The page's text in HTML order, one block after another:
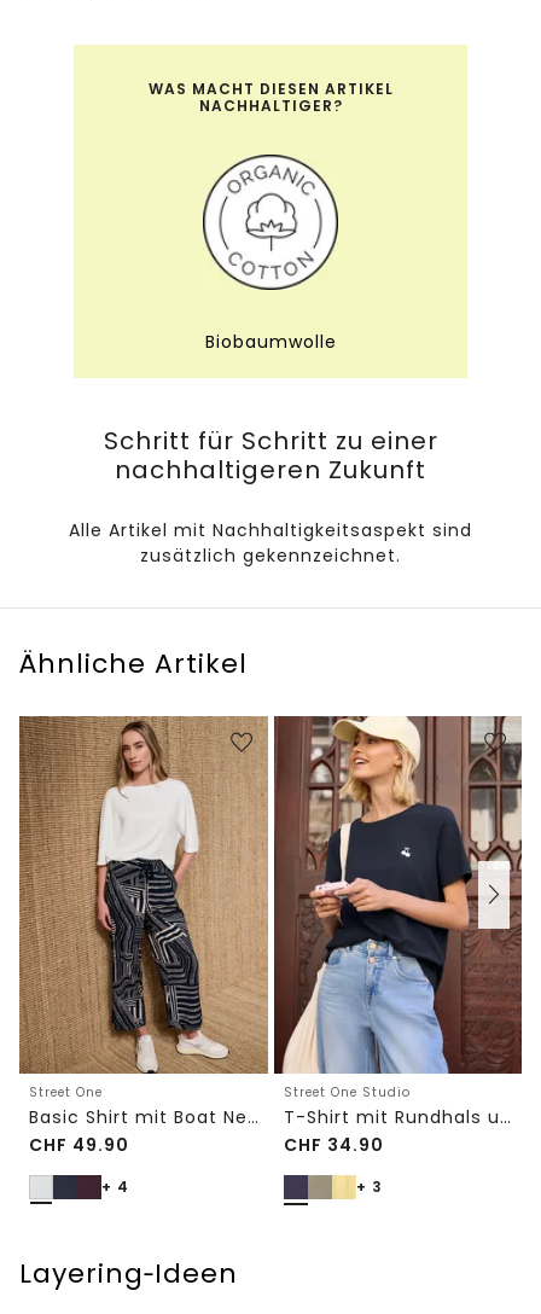
WAS MACHT DIESEN ARTIKEL
NACHHALTIGER?
Biobaumwolle
Schritt für Schritt zu einer
nachhaltigeren Zukunft
Alle Artikel mit Nachhaltigkeitsaspekt sind
zusätzlich gekennzeichnet.
Ähnliche Artikel
Street One
Basic Shirt mit Boat Neck und Elastikbund
CHF 49.90
+ 4
Street One Studio
T-Shirt mit Rundhals und Embroidery-Detail
CHF 34.90
+ 3
Layering‑Ideen